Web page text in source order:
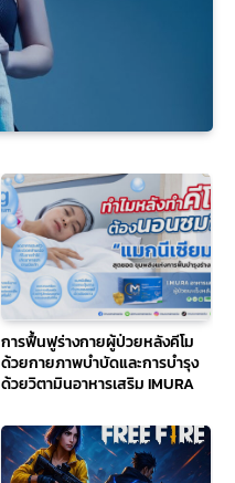
การฟื้นฟูร่างกายผู้ป่วยหลังคีโม
ด้วยกายภาพบำบัดและการบำรุง
ด้วยวิตามินอาหารเสริม IMURA